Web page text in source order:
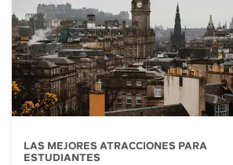
LAS MEJORES ATRACCIONES PARA
ESTUDIANTES